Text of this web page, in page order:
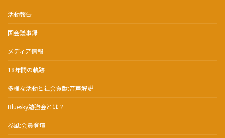
活動報告
国会議事録
メディア情報
18年間の軌跡
多様な活動と社会貢献:音声解説
Bluesky勉強会とは？
参風:会員登壇